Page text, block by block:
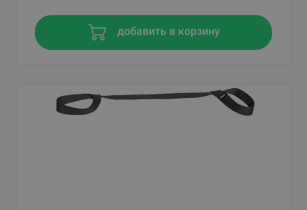
добавить в корзину